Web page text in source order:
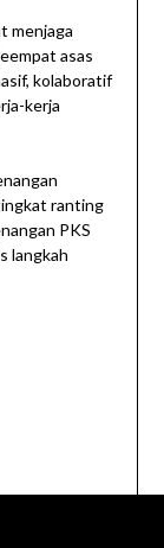
menjaga
asas
kolaboratif
kerja
ranting
PKS
langkah